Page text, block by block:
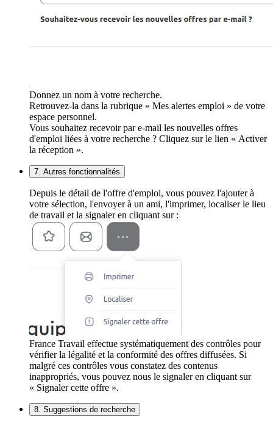
Donnez un nom à votre recherche.
Retrouvez-la dans la rubrique « Mes alertes emploi » de votre
espace personnel.
Vous souhaitez recevoir par e-mail les nouvelles offres
d'emploi liées à votre recherche ? Cliquez sur le lien « Activer
la réception ».
7. Autres fonctionnalités
Depuis le détail de l'offre d'emploi, vous pouvez l'ajouter à
votre sélection, l'envoyer à un ami, l'imprimer, localiser le lieu
de travail et la signaler en cliquant sur :
France Travail effectue systématiquement des contrôles pour
vérifier la légalité et la conformité des offres diffusées. Si
malgré ces contrôles vous constatez des contenus
inappropriés, vous pouvez nous le signaler en cliquant sur
« Signaler cette offre ».
8. Suggestions de recherche